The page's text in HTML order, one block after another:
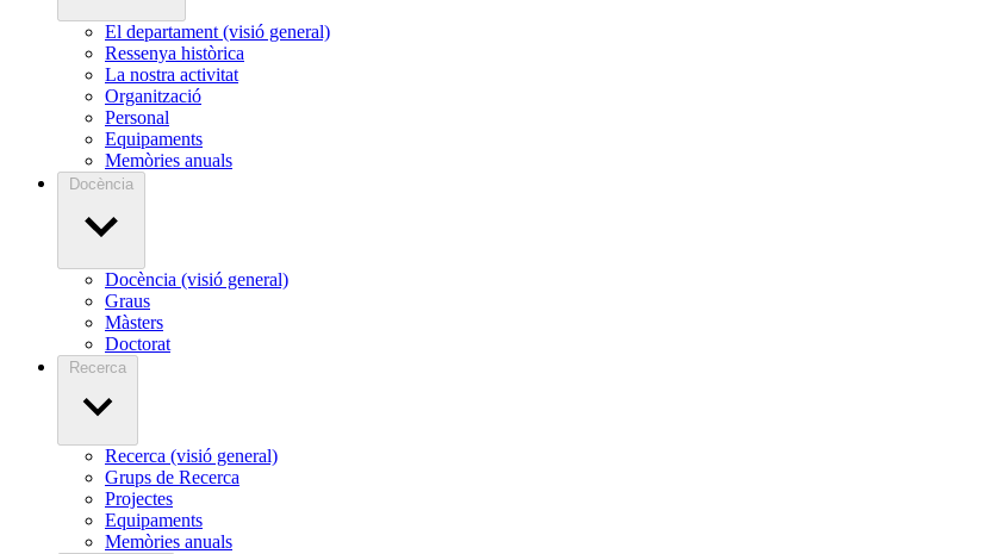
El departament (visió general)
Ressenya històrica
La nostra activitat
Organització
Personal
Equipaments
Memòries anuals
Docència
Docència (visió general)
Graus
Màsters
Doctorat
Recerca
Recerca (visió general)
Grups de Recerca
Projectes
Equipaments
Memòries anuals